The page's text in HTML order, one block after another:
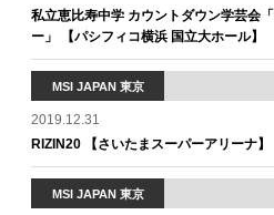
私立恵比寿中学 カウントダウン学芸会
ー」 【パシフィコ横浜 国立大ホール】
MSI JAPAN 東京
2019.12.31
RIZIN20 【さいたまスーパーアリーナ】
MSI JAPAN 東京